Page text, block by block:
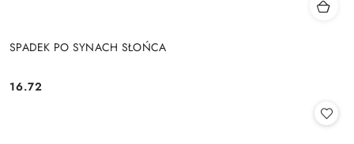
SPADEK PO SYNACH SŁOŃCA
Cena:
16.72